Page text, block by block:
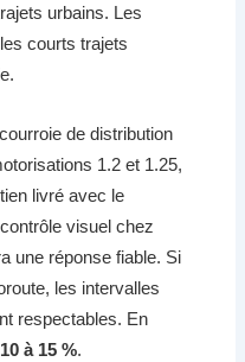
urbains. Les
courts trajets
de distribution
1.2 et 1.25,
livré avec le
visuel chez
une réponse fiable. Si
les intervalles
respectables. En
10 à 15 %.